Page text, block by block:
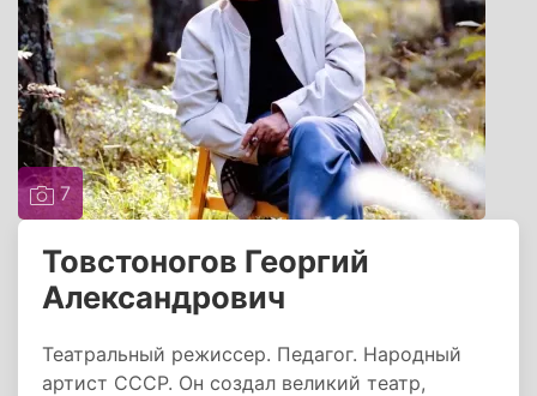
7
Товстоногов Георгий
Александрович
Театральный режиссер. Педагог. Народный
артист СССР. Он создал великий театр,